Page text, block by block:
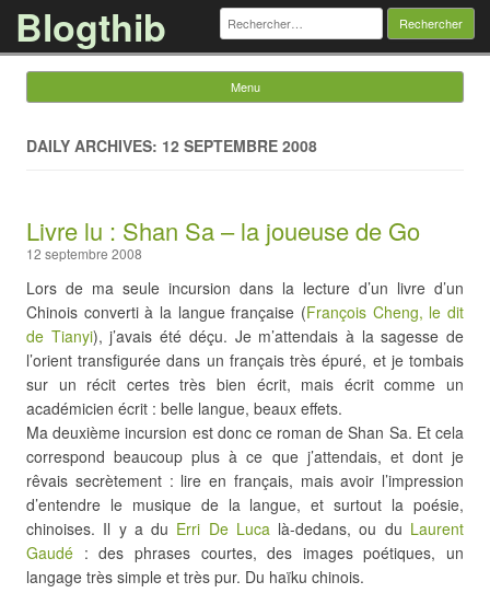
Blogthib Rechercher :
Menu
DAILY ARCHIVES: 12 SEPTEMBRE 2008
Livre lu : Shan Sa – la joueuse de Go
12 septembre 2008
Lors de ma seule incursion dans la lecture d’un livre d’un
Chinois converti à la langue française (François Cheng, le dit
de Tianyi), j’avais été déçu. Je m’attendais à la sagesse de
l’orient transfigurée dans un français très épuré, et je tombais
sur un récit certes très bien écrit, mais écrit comme un
académicien écrit : belle langue, beaux effets.
Ma deuxième incursion est donc ce roman de Shan Sa. Et cela
correspond beaucoup plus à ce que j’attendais, et dont je
rêvais secrètement : lire en français, mais avoir l’impression
d’entendre le musique de la langue, et surtout la poésie,
chinoises. Il y a du Erri De Lucalà-dedans, ou du Laurent
Gaudé : des phrases courtes, des images poétiques, un
langage très simple et très pur. Du haïku chinois.